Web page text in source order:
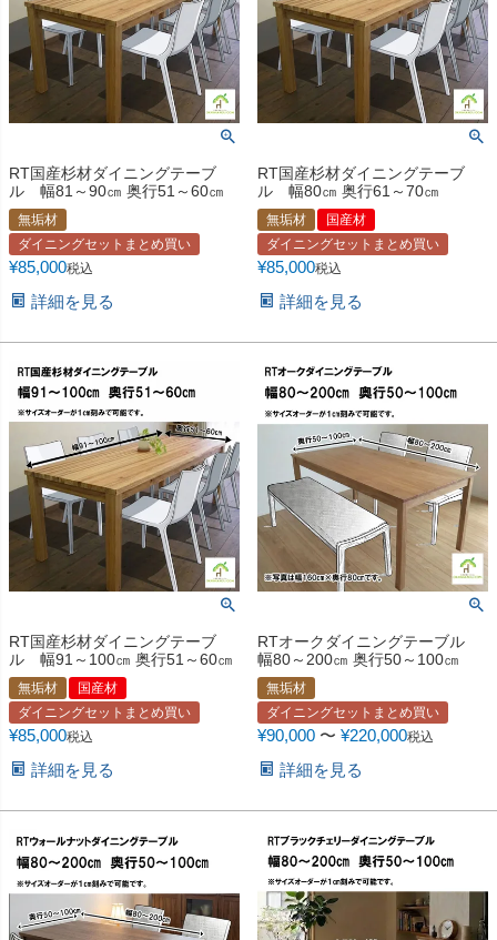
RT国産杉材ダイニングテーブ
ル 幅81～90㎝ 奥行51～60㎝
無垢材
ダイニングセットまとめ買い
¥85,000税込
詳細を見る
RT国産杉材ダイニングテーブ
ル 幅80㎝ 奥行61～70㎝
無垢材
国産材
ダイニングセットまとめ買い
¥85,000税込
詳細を見る
RT国産杉材ダイニングテーブ
ル 幅91～100㎝ 奥行51～60㎝
無垢材
国産材
ダイニングセットまとめ買い
¥85,000税込
詳細を見る
RTオークダイニングテーブル
幅80～200㎝ 奥行50～100㎝
無垢材
ダイニングセットまとめ買い
¥90,000 〜 ¥220,000税込
詳細を見る